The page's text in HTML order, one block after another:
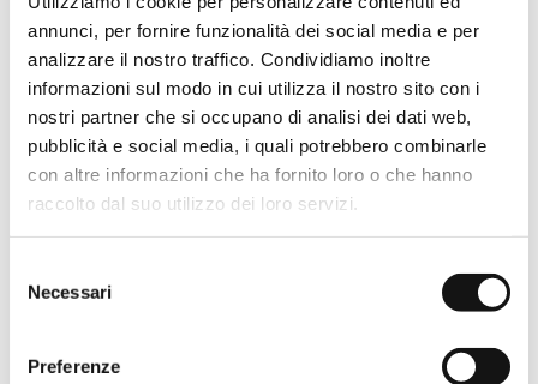
annunci, per fornire funzionalità dei social media e per
analizzare il nostro traffico. Condividiamo inoltre
informazioni sul modo in cui utilizza il nostro sito con i
nostri partner che si occupano di analisi dei dati web,
pubblicità e social media, i quali potrebbero combinarle
con altre informazioni che ha fornito loro o che hanno
raccolto dal suo utilizzo dei loro servizi.
delNecessari
Preferenze
COPPIA MANIGLIA “P 220”
INT.192 BZO
48,00€ (IVA escl.)
58,56€(IVA incl.)